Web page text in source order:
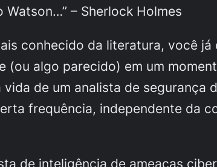
Watson…” – Sherlock Holmes
conhecido da literatura, você já
(ou algo parecido) em um
de um analista de segurança
frequência, independente da
de inteligência de ameaças